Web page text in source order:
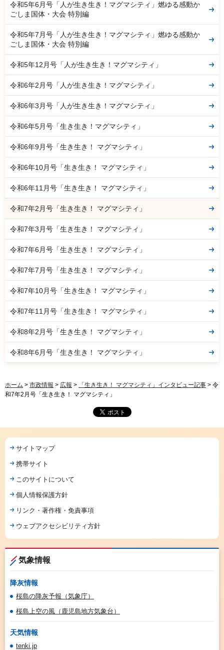
令和5年6月号「人が生き生き！マグマシティ」燃ゆる感動か
ごしま国体・大会 特別編
令和5年7月号「人が生き生き！マグマシティ」燃ゆる感動か
ごしま国体・大会 特別編
令和5年12月号「人が生き生き！マグマシティ」
令和6年2月号「人が生き生き！マグマシティ」
令和6年3月号「人が生き生き！マグマシティ」
令和6年5月号「生き生き！マグマシティ」
令和6年9月号「生き生き！ マグマシティ」
令和6年10月号「生き生き！ マグマシティ」
令和6年11月号「生き生き！ マグマシティ」
令和7年2月号「生き生き！ マグマシティ」
令和7年3月号「生き生き！ マグマシティ」
令和7年6月号「生き生き！ マグマシティ」
令和7年7月号「生き生き！ マグマシティ」
令和7年10月号「生き生き！ マグマシティ」
令和7年11月号「生き生き！ マグマシティ」
令和8年2月号「生き生き！ マグマシティ」
令和8年6月号「生き生き！ マグマシティ」
ホーム > 市政情報 > 広報 > 「生き生き！ マグマシティ」インタビュー記事 > 令
和7年2月号「生き生き！ マグマシティ」
サイトマップ
携帯サイト
このサイトについて
個人情報保護方針
リンク・著作権・免責事項
ウェブアクセシビリティ方針
気象情報
降灰情報
桜島の降灰予報（気象庁）
桜島上空の風（鹿児島地方気象台）
天気情報
tenki.jp